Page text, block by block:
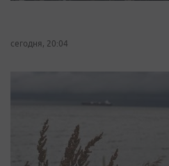
сегодня, 20:04